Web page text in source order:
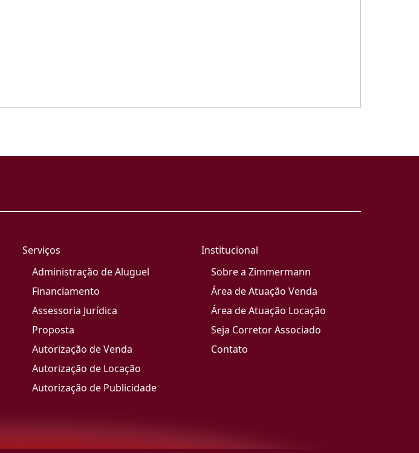
Serviços
Administração de Aluguel
Financiamento
Assessoria Jurídica
Proposta
Autorização de Venda
Autorização de Locação
Autorização de Publicidade
Institucional
Sobre a Zimmermann
Área de Atuação Venda
Área de Atuação Locação
Seja Corretor Associado
Contato